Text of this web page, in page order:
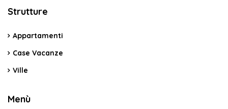
Strutture
Appartamenti
Case Vacanze
Ville
Menù